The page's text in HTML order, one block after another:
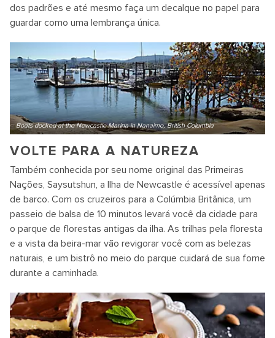
dos padrões e até mesmo faça um decalque no papel para
guardar como uma lembrança única.
Boats docked at the Newcastle Marina in Nanaimo, British Columbia
VOLTE PARA A NATUREZA
Também conhecida por seu nome original das Primeiras
Nações, Saysutshun, a Ilha de Newcastle é acessível apenas
de barco. Com os cruzeiros para a Colúmbia Britânica, um
passeio de balsa de 10 minutos levará você da cidade para
o parque de florestas antigas da ilha. As trilhas pela floresta
e a vista da beira-mar vão revigorar você com as belezas
naturais, e um bistrô no meio do parque cuidará de sua fome
durante a caminhada.